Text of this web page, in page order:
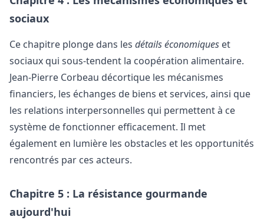
sociaux
Ce chapitre plonge dans les détails économiques et
sociaux qui sous-tendent la coopération alimentaire.
Jean-Pierre Corbeau décortique les mécanismes
financiers, les échanges de biens et services, ainsi que
les relations interpersonnelles qui permettent à ce
système de fonctionner efficacement. Il met
également en lumière les obstacles et les opportunités
rencontrés par ces acteurs.
Chapitre 5 : La résistance gourmande
aujourd'hui